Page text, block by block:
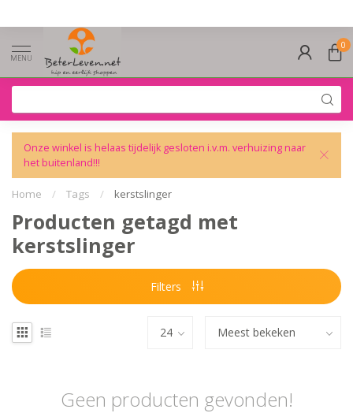
MENU
0
Onze winkel is helaas tijdelijk gesloten i.v.m. verhuizing naar
het buitenland!!!
Home / Tags / kerstslinger
Producten getagd met
kerstslinger
Filters
Geen producten gevonden!